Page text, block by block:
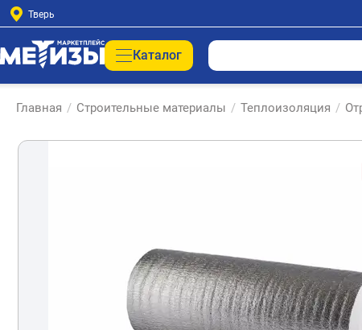
Тверь
Каталог
Главная / Строительные материалы / Теплоизоляция /